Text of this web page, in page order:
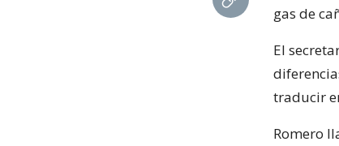
gas de
El
traducir
Romero